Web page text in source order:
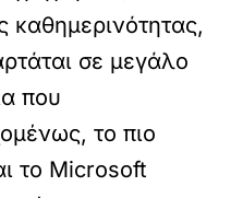
καθημερινότητας,
σε μεγάλο
που
το πιο
το Microsoft